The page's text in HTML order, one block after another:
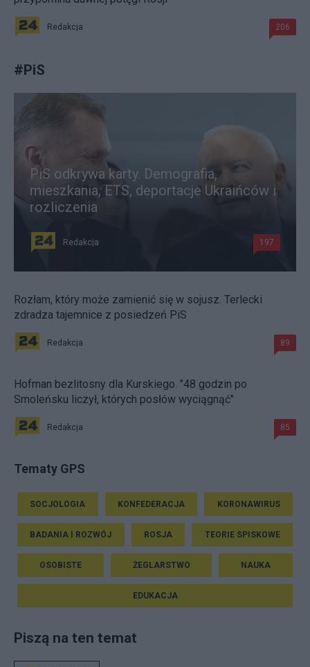
Redakcja 206
#PiS
PiS odkrywa karty. Demografia,
mieszkania, ETS, deportacje Ukraińców i
rozliczenia
Redakcja 197
Rozłam, który może zamienić się w sojusz. Terlecki
zdradza tajemnice z posiedzeń PiS
Redakcja 89
Hofman bezlitosny dla Kurskiego. "48 godzin po
Smoleńsku liczył, których posłów wyciągnąć"
Redakcja 85
Tematy GPS
SOCJOLOGIA KONFEDERACJA KORONAWIRUS
BADANIA I ROZWÓJ ROSJA TEORIE SPISKOWE
OSOBISTE ŻEGLARSTWO NAUKA
EDUKACJA
Piszą na ten temat